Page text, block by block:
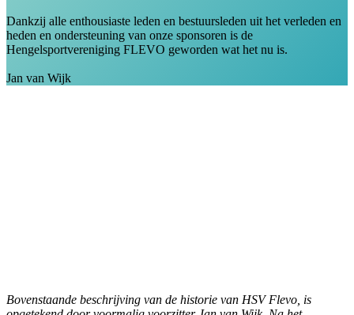
Dankzij alle enthousiaste leden en bestuursleden uit het verleden en
heden en ondersteuning van onze sponsoren is de
Hengelsportvereniging FLEVO geworden wat het nu is.
Jan van Wijk
Bovenstaande beschrijving van de historie van HSV Flevo, is